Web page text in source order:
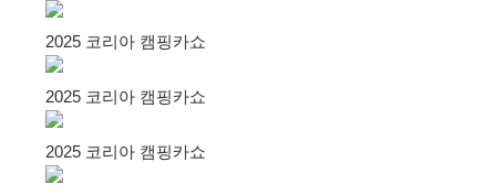
2025 코리아 캠핑카쇼
2025 코리아 캠핑카쇼
2025 코리아 캠핑카쇼